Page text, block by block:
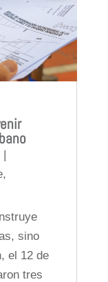
,
sino
el 12 de
tres